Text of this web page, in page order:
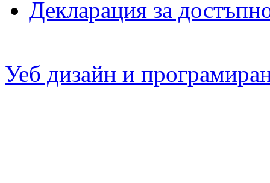
Декларация за
Уеб дизайн и